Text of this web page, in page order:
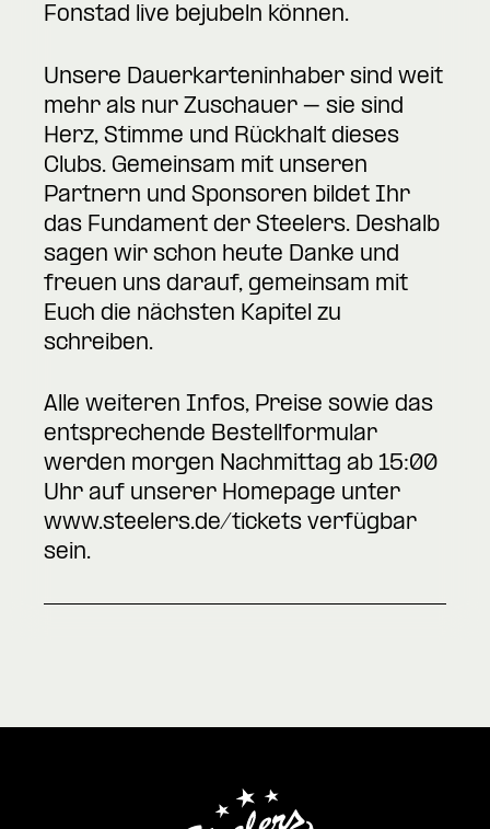
Fonstad live bejubeln können.
Unsere Dauerkarteninhaber sind weit
mehr als nur Zuschauer – sie sind
Herz, Stimme und Rückhalt dieses
Clubs. Gemeinsam mit unseren
Partnern und Sponsoren bildet Ihr
das Fundament der Steelers. Deshalb
sagen wir schon heute Danke und
freuen uns darauf, gemeinsam mit
Euch die nächsten Kapitel zu
schreiben.
Alle weiteren Infos, Preise sowie das
entsprechende Bestellformular
werden morgen Nachmittag ab 15:00
Uhr auf unserer Homepage unter
www.steelers.de/tickets verfügbar
sein.